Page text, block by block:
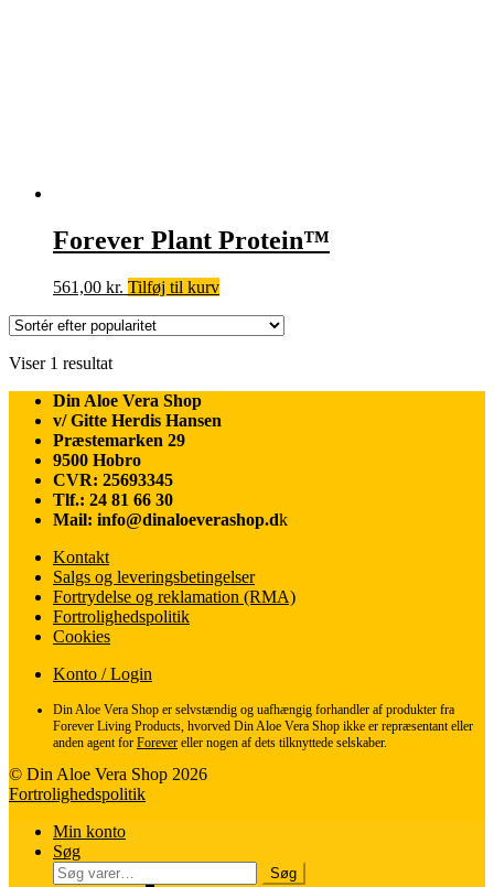
Forever Plant Protein™
561,00 kr. Tilføj til kurv
Viser 1 resultat
Din Aloe Vera Shop
v/ Gitte Herdis Hansen
Præstemarken 29
9500 Hobro
CVR: 25693345
Tlf.: 24 81 66 30
Mail: info@dinaloeverashop.dk
Kontakt
Salgs og leveringsbetingelser
Fortrydelse og reklamation (RMA)
Fortrolighedspolitik
Cookies
Konto / Login
Din Aloe Vera Shop er selvstændig og uafhængig forhandler af produkter fra
Forever Living Products, hvorved Din Aloe Vera Shop ikke er repræsentant eller
anden agent for Forever eller nogen af dets tilknyttede selskaber.
© Din Aloe Vera Shop 2026
Fortrolighedspolitik
Min konto
Søg
Søg
Søg